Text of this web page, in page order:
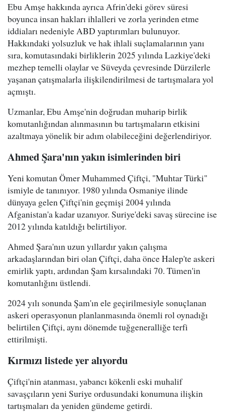
Ebu Amşe hakkında ayrıca Afrin'deki görev süresi
boyunca insan hakları ihlalleri ve zorla yerinden etme
iddiaları nedeniyle ABD yaptırımları bulunuyor.
Hakkındaki yolsuzluk ve hak ihlali suçlamalarının yanı
sıra, komutasındaki birliklerin 2025 yılında Lazkiye'deki
mezhep temelli olaylar ve Süveyda çevresinde Dürzilerle
yaşanan çatışmalarla ilişkilendirilmesi de tartışmalara yol
açmıştı.
Uzmanlar, Ebu Amşe'nin doğrudan muharip birlik
komutanlığından alınmasının bu tartışmaların etkisini
azaltmaya yönelik bir adım olabileceğini değerlendiriyor.
Ahmed Şara'nın yakın isimlerinden biri
Yeni komutan Ömer Muhammed Çiftçi, "Muhtar Türki"
ismiyle de tanınıyor. 1980 yılında Osmaniye ilinde
dünyaya gelen Çiftçi'nin geçmişi 2004 yılında
Afganistan'a kadar uzanıyor. Suriye'deki savaş sürecine ise
2012 yılında katıldığı belirtiliyor.
Ahmed Şara'nın uzun yıllardır yakın çalışma
arkadaşlarından biri olan Çiftçi, daha önce Halep'te askeri
emirlik yaptı, ardından Şam kırsalındaki 70. Tümen'in
komutanlığını üstlendi.
2024 yılı sonunda Şam'ın ele geçirilmesiyle sonuçlanan
askeri operasyonun planlanmasında önemli rol oynadığı
belirtilen Çiftçi, aynı dönemde tuğgeneralliğe terfi
ettirilmişti.
Kırmızı listede yer alıyordu
Çiftçi'nin atanması, yabancı kökenli eski muhalif
savaşçıların yeni Suriye ordusundaki konumuna ilişkin
tartışmaları da yeniden gündeme getirdi.